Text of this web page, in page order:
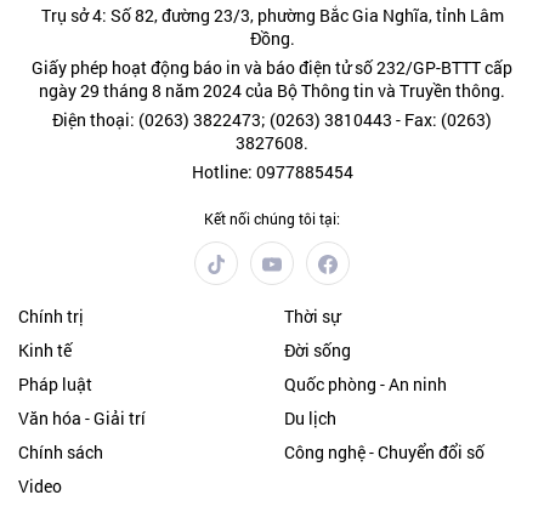
Trụ sở 4: Số 82, đường 23/3, phường Bắc Gia Nghĩa, tỉnh Lâm
Đồng.
Giấy phép hoạt động báo in và báo điện tử số 232/GP-BTTT cấp
ngày 29 tháng 8 năm 2024 của Bộ Thông tin và Truyền thông.
Điện thoại: (0263) 3822473; (0263) 3810443 - Fax: (0263)
3827608.
Hotline: 0977885454
Kết nối chúng tôi tại:
Chính trị
Thời sự
Kinh tế
Đời sống
Pháp luật
Quốc phòng - An ninh
Văn hóa - Giải trí
Du lịch
Chính sách
Công nghệ - Chuyển đổi số
Video